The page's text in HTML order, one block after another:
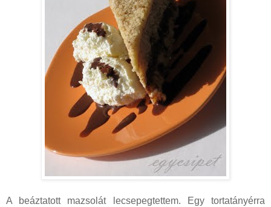
A beáztatott mazsolát lecsepegtettem. Egy tortatányérra